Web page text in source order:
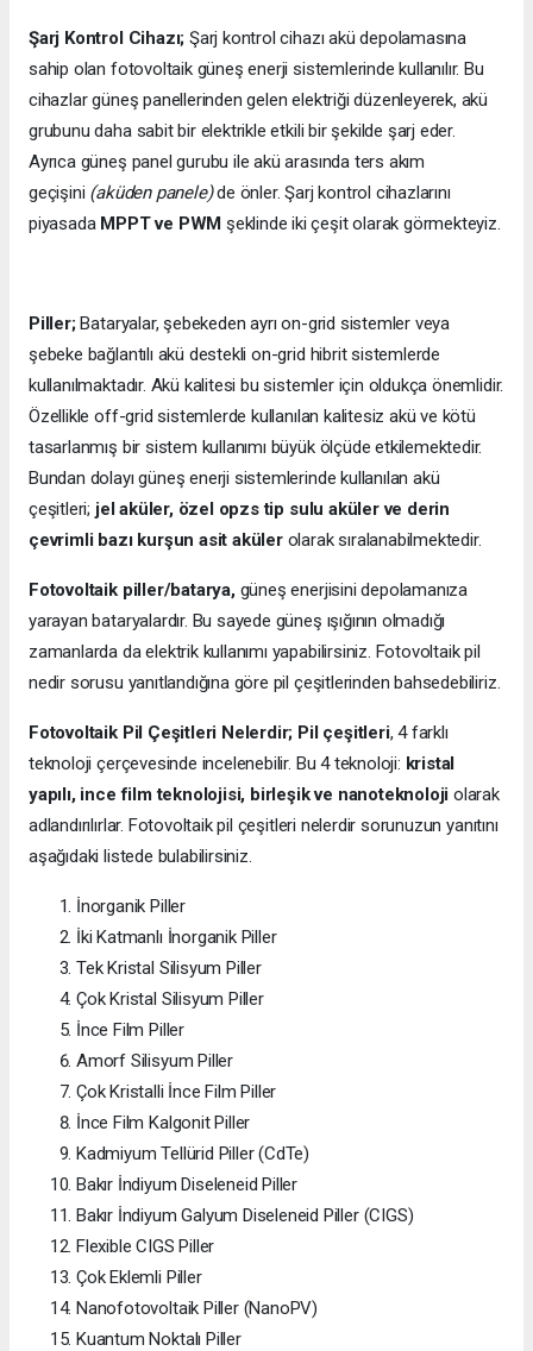
Şarj Kontrol Cihazı; Şarj kontrol cihazı akü depolamasına
sahip olan fotovoltaik güneş enerji sistemlerinde kullanılır. Bu
cihazlar güneş panellerinden gelen elektriği düzenleyerek, akü
grubunu daha sabit bir elektrikle etkili bir şekilde şarj eder.
Ayrıca güneş panel gurubu ile akü arasında ters akım
geçişini (aküden panele)de önler. Şarj kontrol cihazlarını
piyasada MPPT ve PWM şeklinde iki çeşit olarak görmekteyiz.
Piller;Bataryalar, şebekeden ayrı on-grid sistemler veya
şebeke bağlantılı akü destekli on-grid hibrit sistemlerde
kullanılmaktadır. Akü kalitesi bu sistemler için oldukça önemlidir.
Özellikle off-grid sistemlerde kullanılan kalitesiz akü ve kötü
tasarlanmış bir sistem kullanımı büyük ölçüde etkilemektedir.
Bundan dolayı güneş enerji sistemlerinde kullanılan akü
çeşitleri; jel aküler, özel opzs tip sulu aküler ve derin
çevrimli bazı kurşun asit akülerolarak sıralanabilmektedir.
Fotovoltaik piller/batarya,güneş enerjisini depolamanıza
yarayan bataryalardır. Bu sayede güneş ışığının olmadığı
zamanlarda da elektrik kullanımı yapabilirsiniz. Fotovoltaik pil
nedir sorusu yanıtlandığına göre pil çeşitlerinden bahsedebiliriz.
Fotovoltaik Pil Çeşitleri Nelerdir; Pil çeşitleri, 4 farklı
teknoloji çerçevesinde incelenebilir. Bu 4 teknoloji: kristal
yapılı, ince film teknolojisi, birleşik ve nanoteknoloji olarak
adlandırılırlar. Fotovoltaik pil çeşitleri nelerdir sorunuzun yanıtını
aşağıdaki listede bulabilirsiniz.
İnorganik Piller
İki Katmanlı İnorganik Piller
Tek Kristal Silisyum Piller
Çok Kristal Silisyum Piller
İnce Film Piller
Amorf Silisyum Piller
Çok Kristalli İnce Film Piller
İnce Film Kalgonit Piller
Kadmiyum Tellürid Piller (CdTe)
Bakır İndiyum Diseleneid Piller
Bakır İndiyum Galyum Diseleneid Piller (CIGS)
Flexible CIGS Piller
Çok Eklemli Piller
Nanofotovoltaik Piller (NanoPV)
Kuantum Noktalı Piller